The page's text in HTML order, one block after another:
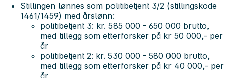
Stillingen lønnes som politibetjent 3/2 (stillingskode
1461/1459) med årslønn:
politibetjent 3: kr. 585 000 - 650 000 brutto,
med tillegg som etterforsker på kr 50 000,- per
år
politibetjent 2: kr. 530 000 - 580 000 brutto,
med tillegg som etterforsker på kr 40 000,- per
år